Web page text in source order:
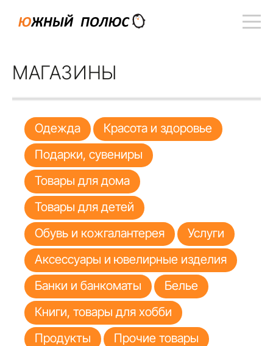
МАГАЗИНЫ
Одежда
Красота и здоровье
Подарки, сувениры
Товары для дома
Товары для детей
Обувь и кожгалантерея
Услуги
Аксессуары и ювелирные изделия
Банки и банкоматы
Белье
Книги, товары для хобби
Продукты
Прочие товары